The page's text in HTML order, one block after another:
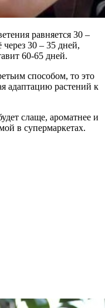
равняется 30 –
30 – 35 дней,
60-65 дней.
способом, то это
адаптацию растений к
слаще, ароматнее и
в супермаркетах.